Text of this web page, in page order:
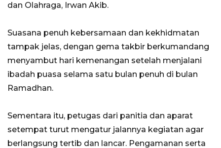
dan Olahraga, Irwan Akib.
Suasana penuh kebersamaan dan kekhidmatan
tampak jelas, dengan gema takbir berkumandang
menyambut hari kemenangan setelah menjalani
ibadah puasa selama satu bulan penuh di bulan
Ramadhan.
Sementara itu, petugas dari panitia dan aparat
setempat turut mengatur jalannya kegiatan agar
berlangsung tertib dan lancar. Pengamanan serta